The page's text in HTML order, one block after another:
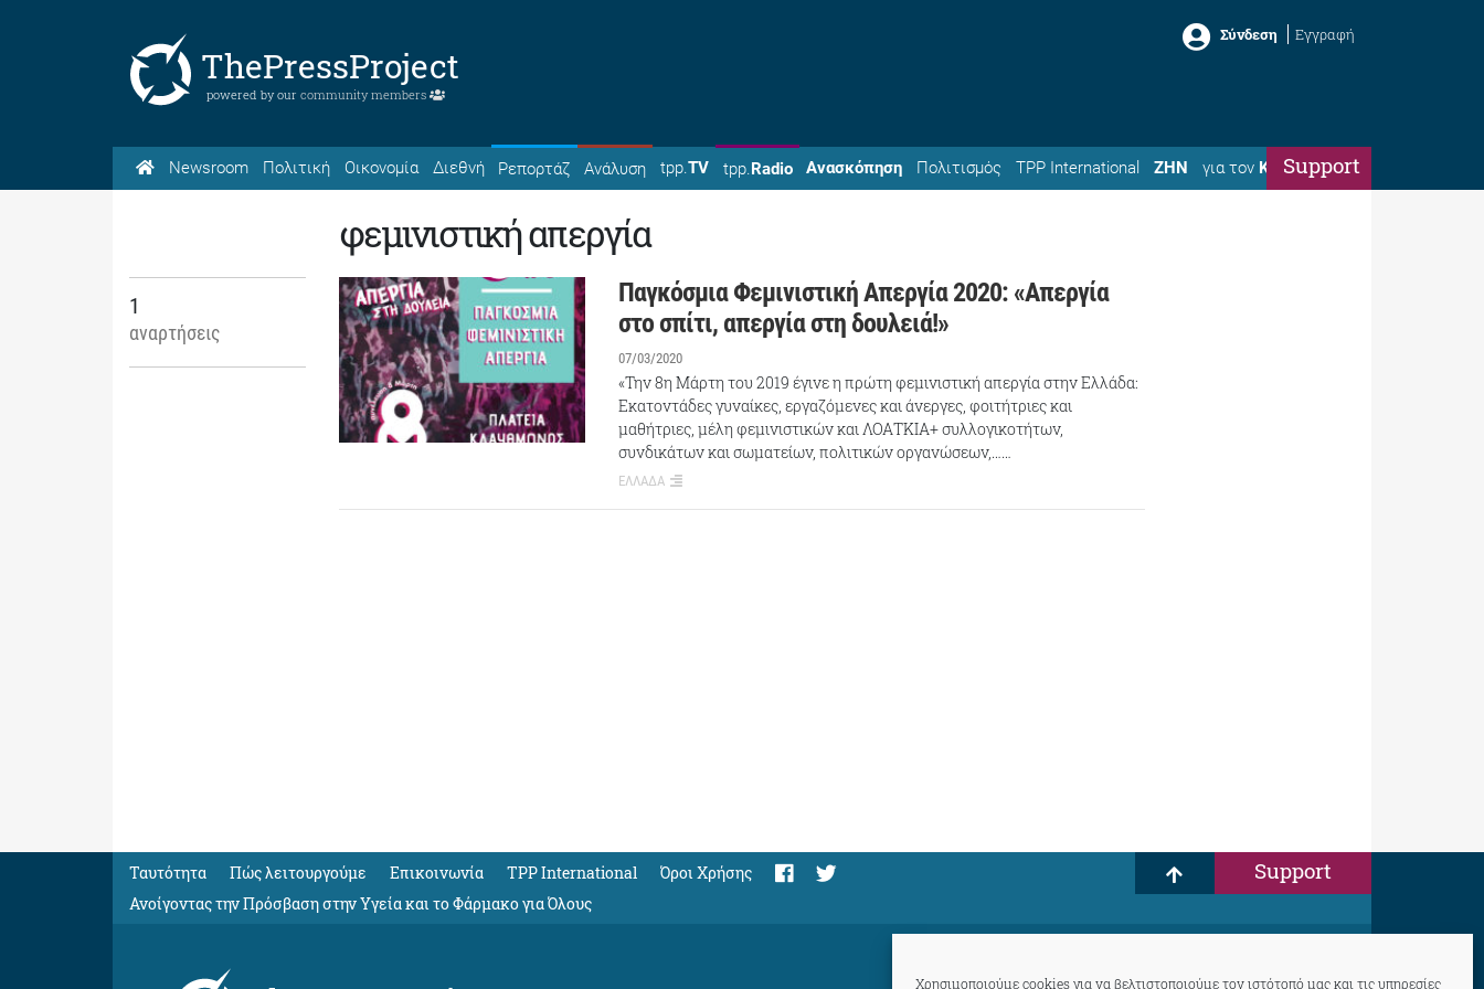
Χρησιμοποιούμε cookies για να βελτιστοποιούμε τον ιστότοπό μας και τις υπηρεσίες
ThePressProject
powered by our community members
Σύνδεση Εγγραφή
Newsroom Πολιτική Οικονομία Διεθνή Ρεπορτάζ Ανάλυση tpp.TV tpp.Radio Ανασκόπηση Πολιτισμός TPP International ΖΗΝ για τον ΚώσταSupport
φεμινιστική απεργία
1
αναρτήσεις
Παγκόσμια Φεμινιστική Απεργία 2020: «Απεργία
στο σπίτι, απεργία στη δουλειά!»
07/03/2020
«Την 8η Μάρτη του 2019 έγινε η πρώτη φεμινιστική απεργία στην Ελλάδα:
Εκατοντάδες γυναίκες, εργαζόμενες και άνεργες, φοιτήτριες και
μαθήτριες, μέλη φεμινιστικών και ΛΟΑΤΚΙΑ+ συλλογικοτήτων,
συνδικάτων και σωματείων, πολιτικών οργανώσεων,……
ΕΛΛΑΔΑ
Ταυτότητα Πώς λειτουργούμε Eπικοινωνία TPP International
Όροι Χρήσης
Ανοίγοντας την Πρόσβαση στην Υγεία και το Φάρμακο για Όλους
Support